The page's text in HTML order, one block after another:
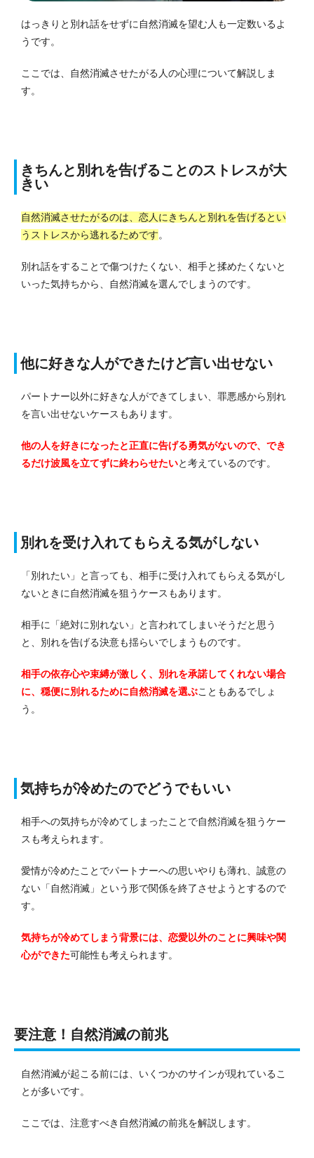
はっきりと別れ話をせずに自然消滅を望む人も一定数いるよ
うです。
ここでは、自然消滅させたがる人の心理について解説しま
す。
きちんと別れを告げることのストレスが大
きい
自然消滅させたがるのは、恋人にきちんと別れを告げるとい
うストレスから逃れるためです。
別れ話をすることで傷つけたくない、相手と揉めたくないと
いった気持ちから、自然消滅を選んでしまうのです。
他に好きな人ができたけど言い出せない
パートナー以外に好きな人ができてしまい、罪悪感から別れ
を言い出せないケースもあります。
他の人を好きになったと正直に告げる勇気がないので、でき
るだけ波風を立てずに終わらせたいと考えているのです。
別れを受け入れてもらえる気がしない
「別れたい」と言っても、相手に受け入れてもらえる気がし
ないときに自然消滅を狙うケースもあります。
相手に「絶対に別れない」と言われてしまいそうだと思う
と、別れを告げる決意も揺らいでしまうものです。
相手の依存心や束縛が激しく、別れを承諾してくれない場合
に、穏便に別れるために自然消滅を選ぶこともあるでしょ
う。
気持ちが冷めたのでどうでもいい
相手への気持ちが冷めてしまったことで自然消滅を狙うケー
スも考えられます。
愛情が冷めたことでパートナーへの思いやりも薄れ、誠意の
ない「自然消滅」という形で関係を終了させようとするので
す。
気持ちが冷めてしまう背景には、恋愛以外のことに興味や関
心ができた可能性も考えられます。
要注意！自然消滅の前兆
自然消滅が起こる前には、いくつかのサインが現れているこ
とが多いです。
ここでは、注意すべき自然消滅の前兆を解説します。